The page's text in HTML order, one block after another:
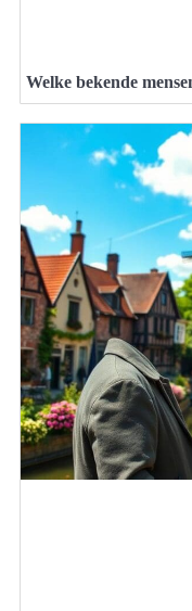
Welke bekende